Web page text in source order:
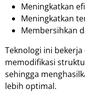
Meningkatkan
Meningkatkan
Membersihkan
Teknologi ini bekerja
memodifikasi
sehingga
lebih optimal.